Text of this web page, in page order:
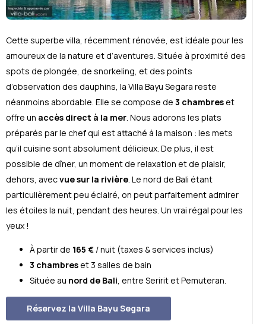
Cette superbe villa, récemment rénovée, est idéale pour les
amoureux de la nature et d’aventures. Située à proximité des
spots de plongée, de snorkeling, et des points
d’observation des dauphins, la Villa Bayu Segara reste
néanmoins abordable. Elle se compose de 3 chambreset
offre un accès direct à la mer. Nous adorons les plats
préparés par le chef qui est attaché à la maison : les mets
qu’il cuisine sont absolument délicieux. De plus, il est
possible de dîner, un moment de relaxation et de plaisir,
dehors, avecvue sur la rivière. Le nord de Bali étant
particulièrement peu éclairé, on peut parfaitement admirer
les étoiles la nuit, pendant des heures. Un vrai régal pour les
yeux !
À partir de 165 € / nuit (taxes & services inclus)
3 chambreset 3 salles de bain
Située au nord de Bali, entre Seririt et Pemuteran.
Réservez la Villa Bayu Segara